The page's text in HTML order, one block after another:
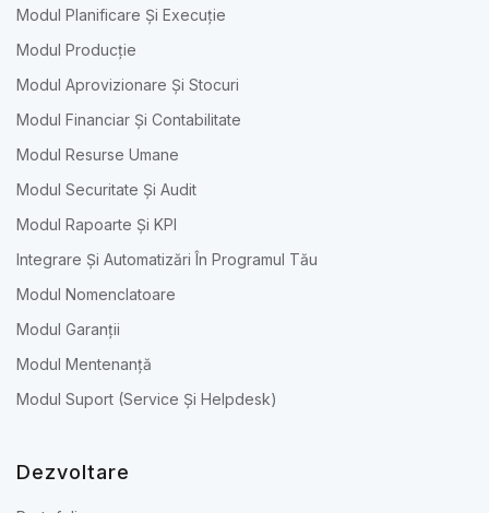
Modul Planificare Și Execuție
Modul Producție
Modul Aprovizionare Și Stocuri
Modul Financiar Și Contabilitate
Modul Resurse Umane
Modul Securitate Și Audit
Modul Rapoarte Și KPI
Integrare Și Automatizări În Programul Tău
Modul Nomenclatoare
Modul Garanții
Modul Mentenanță
Modul Suport (Service Și Helpdesk)
Dezvoltare